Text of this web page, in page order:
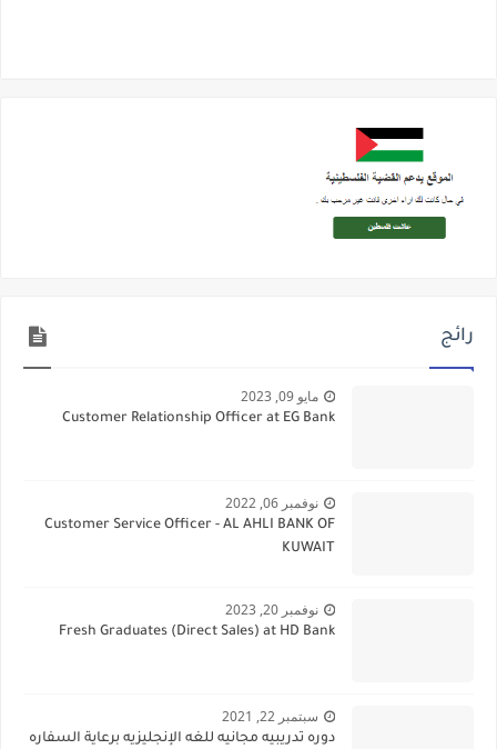
رائج
مايو 09, 2023
Customer Relationship Officer at EG Bank
نوفمبر 06, 2022
Customer Service Officer - AL AHLI BANK OF
KUWAIT
نوفمبر 20, 2023
Fresh Graduates (Direct Sales) at HD Bank
سبتمبر 22, 2021
دوره تدريبيه مجانيه للغه الإنجليزيه برعاية السفاره